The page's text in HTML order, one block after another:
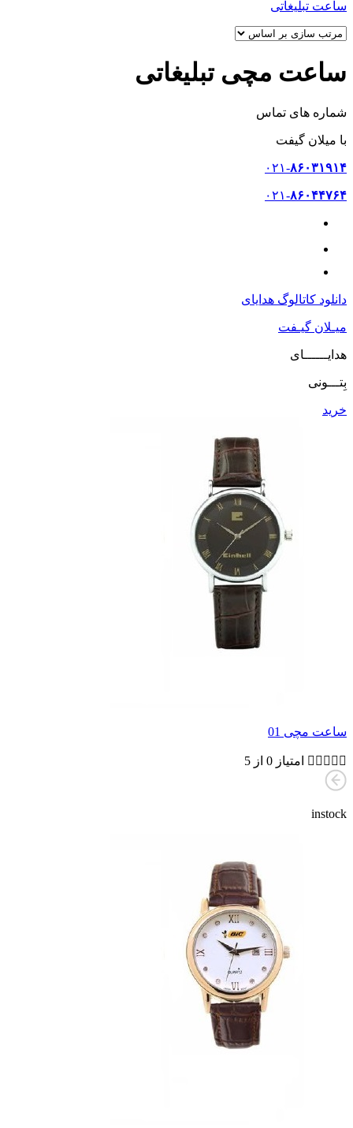
ساعت تبلیغاتی
ساعت مچی تبلیغاتی
شماره های تماس
با میلان گیفت
۰۲۱-۸۶۰۳۱۹۱۴
۰۲۱-۸۶۰۴۴۷۶۴
دانلود کاتالوگ هدایای
میـلان گیـفت
هدایــــــای
بِتـــونی
خرید
ساعت مچی 01
     امتیاز 0 از 5
instock